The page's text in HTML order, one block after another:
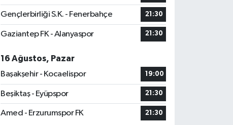
Gençlerbirliği S.K. - Fenerbahçe 21:30
Gaziantep FK - Alanyaspor 21:30
16 Ağustos, Pazar
Başakşehir - Kocaelispor
19:00
Beşiktaş - Eyüpspor 21:30
Amed - Erzurumspor FK 21:30